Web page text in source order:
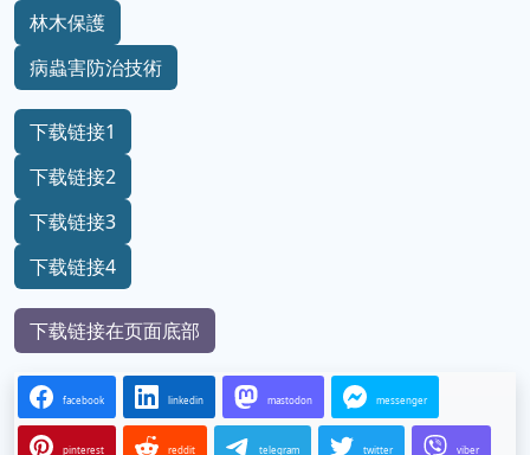
林木保護
病蟲害防治技術
下载链接1
下载链接2
下载链接3
下载链接4
下载链接在页面底部
facebook linkedin mastodon messenger
pinterest reddit telegram twitter viber